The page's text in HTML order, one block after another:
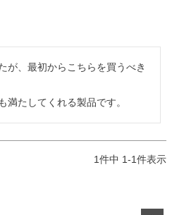
が、最初からこちらを買うべき
満たしてくれる製品です。
1件中 1-1件表示